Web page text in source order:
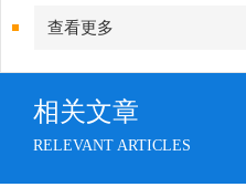
查看更多
相关文章
RELEVANT ARTICLES